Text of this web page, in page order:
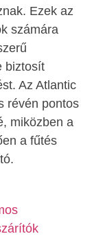
Ezek az
számára
biztosít
Az Atlantic
révén pontos
miközben a
a fűtés